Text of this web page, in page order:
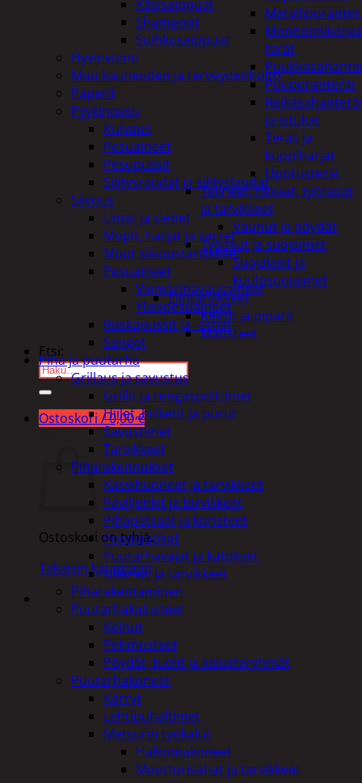
terät
Puuporanterät
ja istukat
Teräs ja
kuppiharjat
Upotusterät
Telineet, tikkaat, työtasot
ja tarvikkeet
Vaunut ja pöydät
Työasut ja suojaimet
Suojalasit ja
kuulosuojaimet
Elintarvikkeet
Keksit ja piparit
Mausteet
Etsi:
Ostoskori /0,00€
Ostoskori on tyhjä.
Takaisin kauppaan
Käsisaippuat
Shampoot
Suihkusaippuat
Hyvinvointi
Muu kauneuden ja terveydenhoito
Paperit
Pyykinpesu
Kuivaus
Pesuaineet
Pesupussit
Silitysraudat ja silityslaudat
Siivous
Liinat ja sienet
Mopit, harjat ja varret
Muut siivoustarvikkeet
Pesuaineet
Viemärinavausaineet
Yleispesuaineet
Roskapussit ja -astiat
Sangot
Piha ja puutarha
Grillaus ja savustus
Grillit ja rengaspolttimet
Hiilet, briketit ja purut
Savustimet
Tarvikkeet
Piharakennukset
Kasvihuoneet ja tarvikkeet
Paviljonkit ja tarvikkeet
Pihapatsaat ja koristeet
Postilaatikot
Puutarhavajat ja katokset
Ulko-wc ja tarvikkeet
Piharakentaminen
Puutarhakalusteet
Keinut
Pehmusteet
Pöydät, tuolit ja kalusteryhmät
Puutarhakoneet
Kärryt
Lehtipuhaltimet
Metsurin työkalut
Halkomakoneet
Moottorisahat ja tarvikkeet